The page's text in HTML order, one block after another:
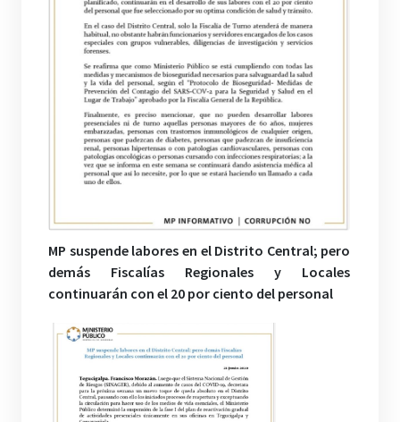
MP suspende labores en el Distrito Central; pero
demás Fiscalías Regionales y Locales
continuarán con el 20 por ciento del personal